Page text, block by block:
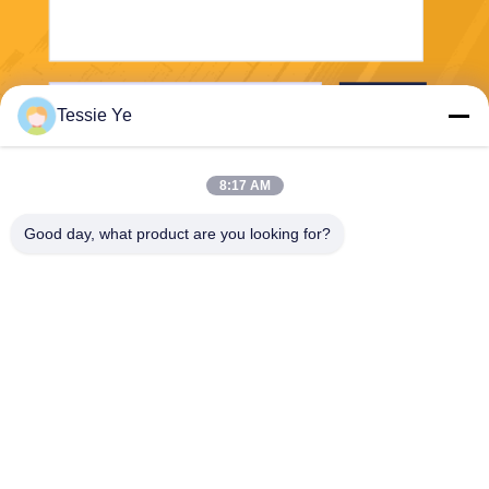
Tessie Ye
8:17 AM
Good day, what product are you looking for?